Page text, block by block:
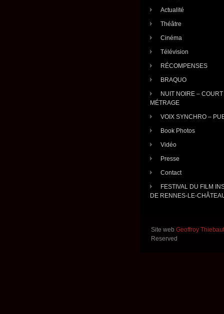
Actualité
Théâtre
Cinéma
Télévision
RÉCOMPENSES
BRAQUO
NUIT NOIRE – COURT
MÉTRAGE
VOIX SYNCHRO –
Book Photos
Vidéo
Presse
Contact
FESTIVAL DU FILM
DE RENNES-LE-
Site web Geoffroy
Reserved